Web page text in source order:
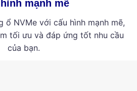
mạnh mẽ
ổ NVMe với cấu hình mạnh mẽ,
tối ưu và đáp ứng tốt nhu cầu
của bạn.